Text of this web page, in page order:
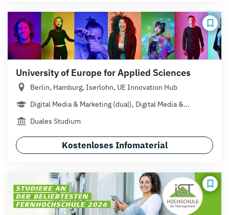
University of Europe for Applied Sciences
Berlin, Hamburg, Iserlohn, UE Innovation Hub
Digital Media & Marketing (dual), Digital Media &...
Duales Studium
Kostenloses Infomaterial